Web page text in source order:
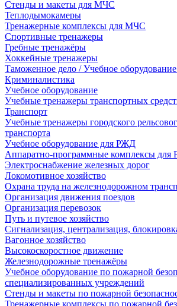
Стенды и макеты для МЧС
Теплодымокамеры
Тренажерные комплексы для МЧС
Спортивные тренажеры
Гребные тренажёры
Хоккейные тренажеры
Таможенное дело / Учебное
Криминалистика
Учебное оборудование
Учебные тренажеры транспортных
Транспорт
Учебные тренажеры городского
транспорта
Учебное оборудование для РЖД
Аппаратно-программные комплексы
Электроснабжение железных дорог
Локомотивное хозяйство
Охрана труда на железнодорожном
Организация движения поездов
Организация перевозок
Путь и путевое хозяйство
Сигнализация, централизация,
Вагонное хозяйство
Высокоскоростное движение
Железнодорожные тренажёры
Учебное оборудование по пожарной
специализированных учреждений
Стенды и макеты по пожарной
Тренажерные комплексы по пожарной